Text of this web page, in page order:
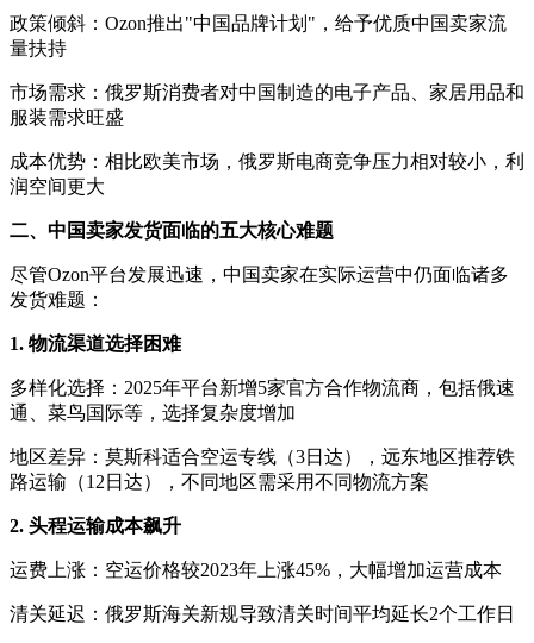
政策倾斜： Ozon推出"中国品牌计划"，给予优质中国卖家流
量扶持
市场需求：俄罗斯消费者对中国制造的电子产品、家居用品和
服装需求旺盛
成本优势：相比欧美市场，俄罗斯电商竞争压力相对较小，利
润空间更大
二、中国卖家发货面临的五大核心难题
尽管Ozon平台发展迅速，中国卖家在实际运营中仍面临诸多
发货难题：
1. 物流渠道选择困难
多样化选择： 2025年平台新增5家官方合作物流商，包括俄速
通、菜鸟国际等，选择复杂度增加
地区差异：莫斯科适合空运专线（3日达），远东地区推荐铁
路运输（12日达），不同地区需采用不同物流方案
2. 头程运输成本飙升
运费上涨：空运价格较2023年上涨45%，大幅增加运营成本
清关延迟：俄罗斯海关新规导致清关时间平均延长2个工作日